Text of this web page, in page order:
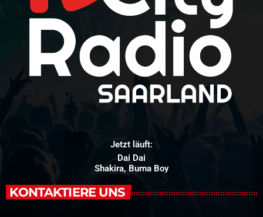
Jetzt läuft:
Dai Dai
Shakira, Burna Boy
KONTAKTIERE UNS